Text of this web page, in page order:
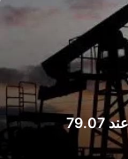
أسعار النفط تتراجع عالميًا.. خام برنت عند 79.07